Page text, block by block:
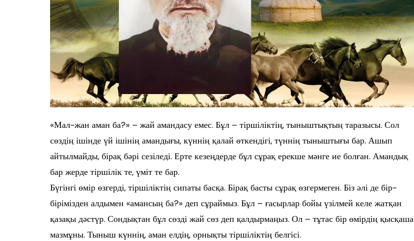
«Мал-жан аман ба?» – жай амандасу емес. Бұл – тіршіліктің, тыныштықтың таразысы. Сол
сөздің ішінде үй ішінің амандығы, күннің қалай өткендігі, түннің тыныштығы бар. Ашып
айтылмайды, бірақ бәрі сезіледі. Ерте кезеңдерде бұл сұрақ ерекше мәнге ие болған. Амандық
бар жерде тіршілік те, үміт те бар.
Бүгінгі өмір өзгерді, тіршіліктің сипаты басқа. Бірақ басты сұрақ өзгермеген. Біз әлі де бір-
бірімізден алдымен «амансың ба?» деп сұраймыз. Бұл – ғасырлар бойы үзілмей келе жатқан
қазақы дәстүр. Сондықтан бұл сөзді жай сөз деп қалдырмаңыз. Ол – тұтас бір өмірдің қысқаша
мазмұны. Тыныш күннің, аман елдің, орнықты тіршіліктің белгісі.